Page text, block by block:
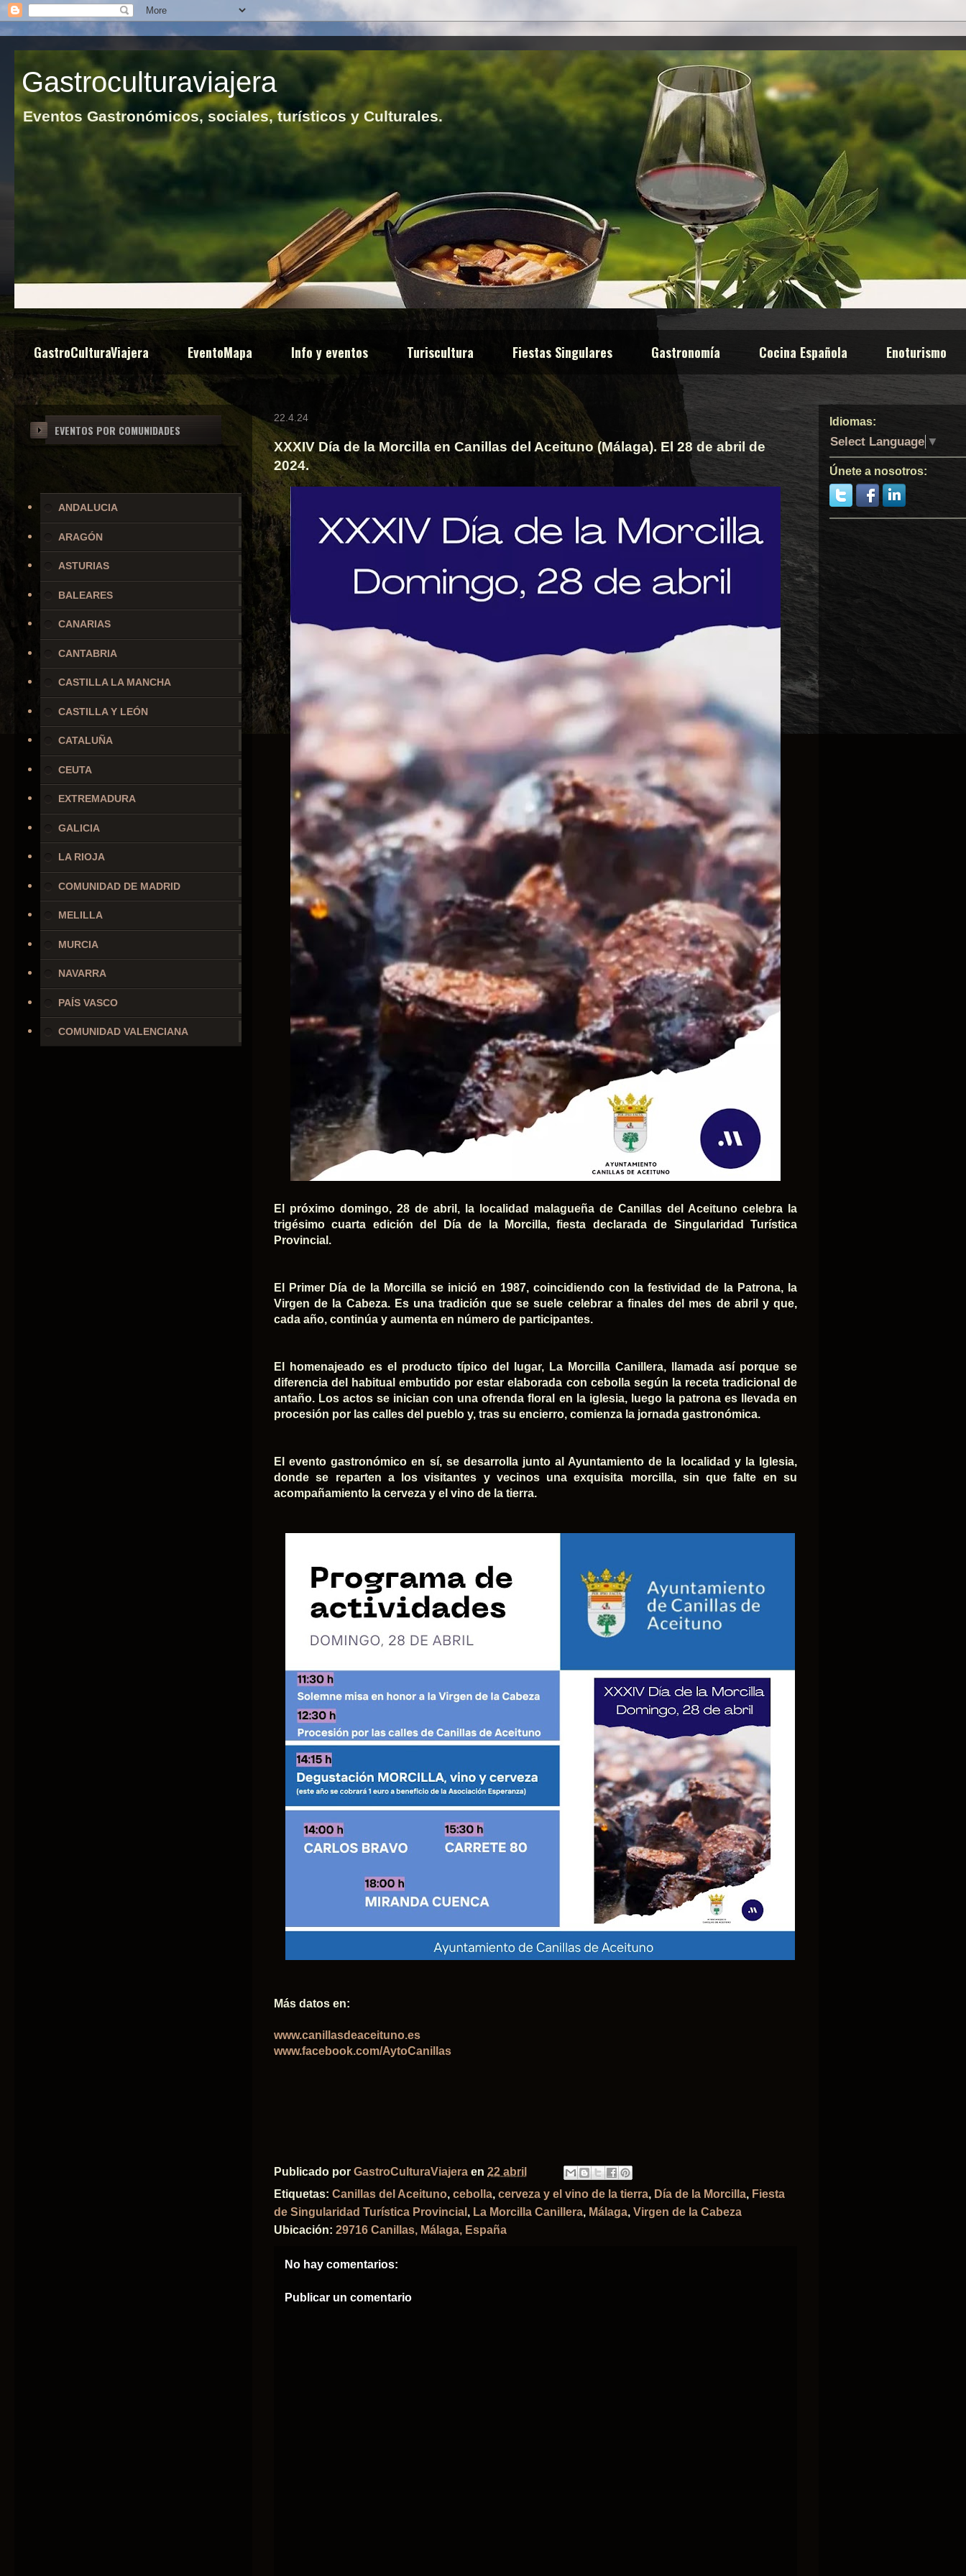
Gastroculturaviajera
Eventos Gastronómicos, sociales, turísticos y Culturales.
GastroCulturaViajera EventoMapa Info y eventos Turiscultura Fiestas Singulares Gastronomía Cocina Española Enoturismo
22.4.24
XXXIV Día de la Morcilla en Canillas del Aceituno (Málaga). El 28 de abril de
2024.
El próximo domingo, 28 de abril, la localidad malagueña de Canillas del Aceituno celebra la
trigésimo cuarta edición del Día de la Morcilla, fiesta declarada de Singularidad Turística
Provincial.
El Primer Día de la Morcilla se inició en 1987, coincidiendo con la festividad de la Patrona, la
Virgen de la Cabeza. Es una tradición que se suele celebrar a finales del mes de abril y que,
cada año, continúa y aumenta en número de participantes.
El homenajeado es el producto típico del lugar, La Morcilla Canillera, llamada así porque se
diferencia del habitual embutido por estar elaborada con cebolla según la receta tradicional de
antaño. Los actos se inician con una ofrenda floral en la iglesia, luego la patrona es llevada en
procesión por las calles del pueblo y, tras su encierro, comienza la jornada gastronómica.
El evento gastronómico en sí, se desarrolla junto al Ayuntamiento de la localidad y la Iglesia,
donde se reparten a los visitantes y vecinos una exquisita morcilla, sin que falte en su
acompañamiento la cerveza y el vino de la tierra.
Más datos en:
www.canillasdeaceituno.es
www.facebook.com/AytoCanillas
Publicado por GastroCulturaViajera en 22 abril
Etiquetas: Canillas del Aceituno, cebolla, cerveza y el vino de la tierra, Día de la Morcilla, Fiesta
de Singularidad Turística Provincial , La Morcilla Canillera, Málaga, Virgen de la Cabeza
Ubicación: 29716 Canillas, Málaga, España
No hay comentarios:
Publicar un comentario
EVENTOS POR COMUNIDADES
ANDALUCIA
ARAGÓN
ASTURIAS
BALEARES
CANARIAS
CANTABRIA
CASTILLA LA MANCHA
CASTILLA Y LEÓN
CATALUÑA
CEUTA
EXTREMADURA
GALICIA
LA RIOJA
COMUNIDAD DE MADRID
MELILLA
MURCIA
NAVARRA
PAÍS VASCO
COMUNIDAD VALENCIANA
Idiomas:
Select Language ▼
Únete a nosotros: